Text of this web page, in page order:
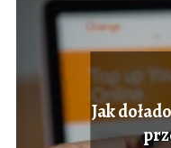
Jak